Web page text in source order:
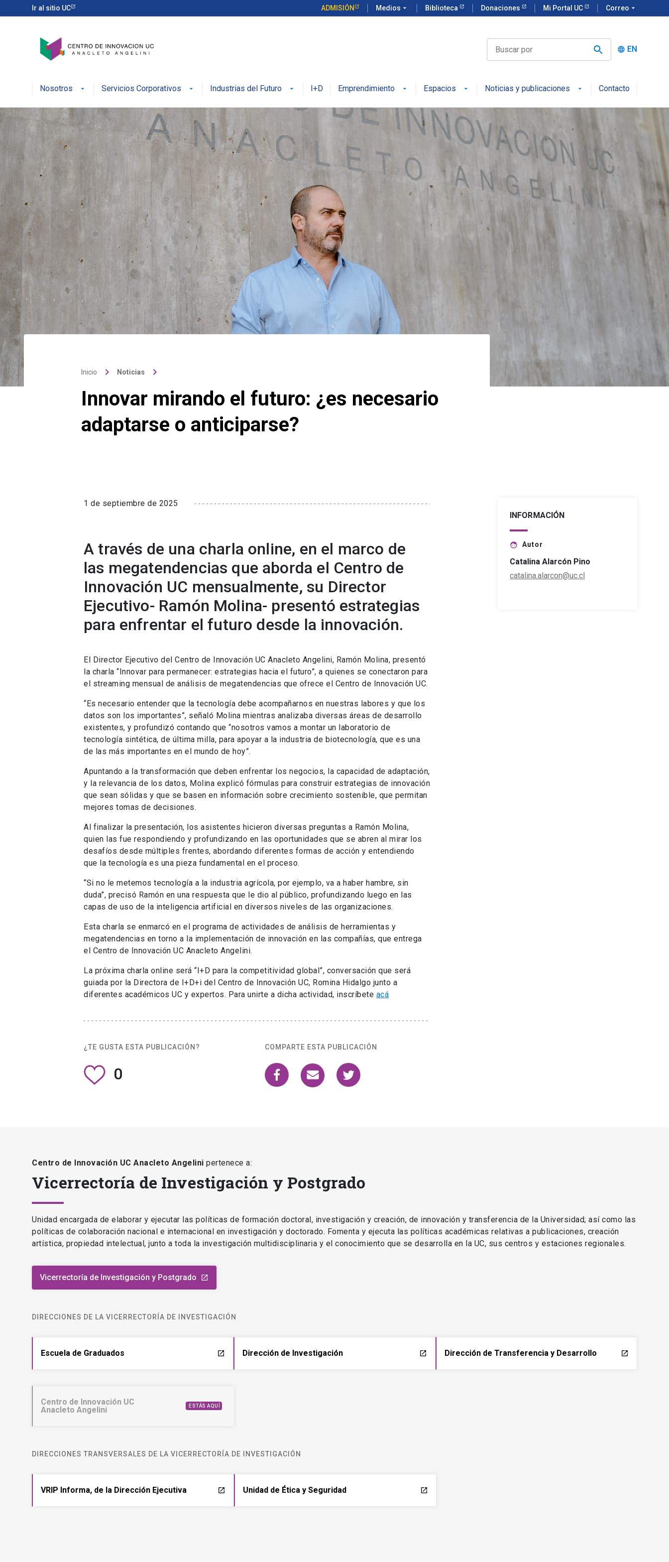
Ir al sitio UC ADMISIÓN Medios arrow_drop_down Biblioteca Donaciones Mi Portal UC Correo arrow_drop_down
language EN
Nosotros Servicios Corporativos Industrias del Futuro I+D Emprendimiento Espacios Noticias y publicaciones Contacto
Inicio keyboard_arrow_right Noticias keyboard_arrow_right
Innovar mirando el futuro: ¿es necesario
adaptarse o anticiparse?
1 de septiembre de 2025
A través de una charla online, en el marco de
las megatendencias que aborda el Centro de
Innovación UC mensualmente, su Director
Ejecutivo- Ramón Molina- presentó estrategias
para enfrentar el futuro desde la innovación.
El Director Ejecutivo del Centro de Innovación UC Anacleto Angelini, Ramón Molina, presentó
la charla “Innovar para permanecer: estrategias hacia el futuro”, a quienes se conectaron para
el streaming mensual de análisis de megatendencias que ofrece el Centro de Innovación UC.
“Es necesario entender que la tecnología debe acompañarnos en nuestras labores y que los
datos son los importantes”, señaló Molina mientras analizaba diversas áreas de desarrollo
existentes, y profundizó contando que “nosotros vamos a montar un laboratorio de
tecnología sintética, de última milla, para apoyar a la industria de biotecnología, que es una
de las más importantes en el mundo de hoy”.
Apuntando a la transformación que deben enfrentar los negocios, la capacidad de adaptación,
y la relevancia de los datos, Molina explicó fórmulas para construir estrategias de innovación
que sean sólidas y que se basen en información sobre crecimiento sostenible, que permitan
mejores tomas de decisiones.
Al finalizar la presentación, los asistentes hicieron diversas preguntas a Ramón Molina,
quien las fue respondiendo y profundizando en las oportunidades que se abren al mirar los
desafíos desde múltiples frentes, abordando diferentes formas de acción y entendiendo
que la tecnología es una pieza fundamental en el proceso.
“Si no le metemos tecnología a la industria agrícola, por ejemplo, va a haber hambre, sin
duda”, precisó Ramón en una respuesta que le dio al público, profundizando luego en las
capas de uso de la inteligencia artificial en diversos niveles de las organizaciones.
Esta charla se enmarcó en el programa de actividades de análisis de herramientas y
megatendencias en torno a la implementación de innovación en las compañías, que entrega
el Centro de Innovación UC Anacleto Angelini.
La próxima charla online será “I+D para la competitividad global”, conversación que será
guiada por la Directora de I+D+i del Centro de Innovación UC, Romina Hidalgo junto a
diferentes académicos UC y expertos. Para unirte a dicha actividad, inscríbete acá
¿TE GUSTA ESTA PUBLICACIÓN?
0
COMPARTE ESTA PUBLICACIÓN
INFORMACIÓN
face Autor
Catalina Alarcón Pino
catalina.alarcon@uc.cl
Centro de Innovación UC Anacleto Angelini pertenece a:
Vicerrectoría de Investigación y Postgrado
Unidad encargada de elaborar y ejecutar las políticas de formación doctoral, investigación y creación, de innovación y transferencia de la Universidad; así como las
políticas de colaboración nacional e internacional en investigación y doctorado. Fomenta y ejecuta las políticas académicas relativas a publicaciones, creación
artística, propiedad intelectual, junto a toda la investigación multidisciplinaria y el conocimiento que se desarrolla en la UC, sus centros y estaciones regionales.
Vicerrectoría de Investigación y Postgrado launch
DIRECCIONES DE LA VICERRECTORÍA DE INVESTIGACIÓN
Escuela de Graduados launch Dirección de Investigación launch Dirección de Transferencia y Desarrollo launch
Centro de Innovación UC
Anacleto Angelini
ESTÁS AQUÍ
DIRECCIONES TRANSVERSALES DE LA VICERRECTORÍA DE INVESTIGACIÓN
VRIP Informa, de la Dirección Ejecutiva launch Unidad de Ética y Seguridad launch